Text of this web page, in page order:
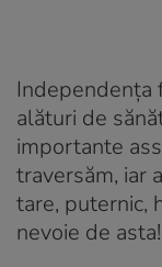
Independența
alături de
importante
traversăm, iar
tare, puternic,
nevoie de